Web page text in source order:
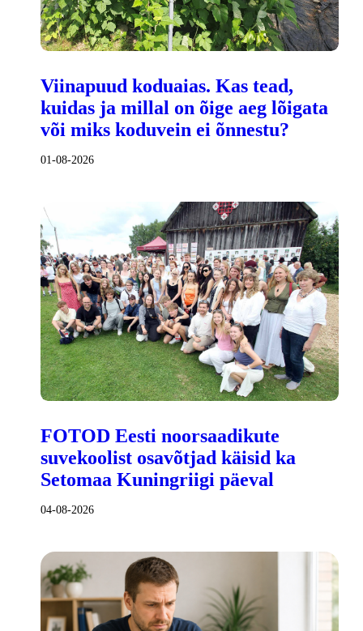
Viinapuud koduaias. Kas tead,
kuidas ja millal on õige aeg lõigata
või miks koduvein ei õnnestu?
01-08-2026
FOTOD Eesti noorsaadikute
suvekoolist osavõtjad käisid ka
Setomaa Kuningriigi päeval
04-08-2026